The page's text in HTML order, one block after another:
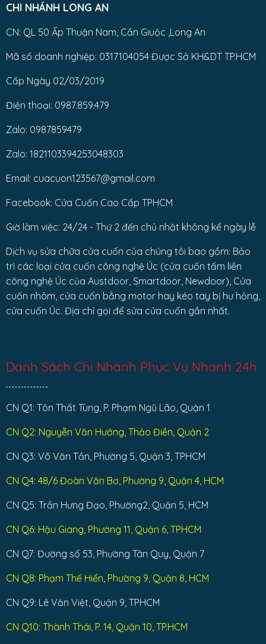
CHI NHÁNH LONG AN
CN: QL 50 Ấp Thuận Nam, Cần Giuộc ,Long An
Mã số doanh nghiệp: 0317104054 Được Sở KH&DT TP.HCM
Cấp Ngày 02/03/2019
Điện thoại: 0987.859.479
Zalo: 0987859479
Zalo: 1821103394253048303
Email: cuacuon123567@gmail.com
Facebook: Cửa Cuốn Cao Cấp TPHCM
Giờ làm việc: 24/24 - Thứ 2 đến chủ nhật không kể ngày lễ
Dịch vụ sửa chữa cửa cuốn của chúng tôi bao gồm: Bảo
trì các loại cửa cuốn công nghệ Úc (cửa cuốn tấm liền
công nghệ Úc của Austdoor, Smartdoor, Newdoor), Cửa
cuốn nhôm, cửa cuốn bằng motor hay kéo tay bị hư hỏng,
cửa cuốn Úc. Địa chỉ gọi để sửa cửa cuốn gần nhất.
Danh Sách Chi Nhánh Phục Vụ Nhanh 24h
CN Q1: Tôn Thất Tùng, P. Phạm Ngũ Lão, Quận 1
CN Q2: Nguyễn Văn Hưởng, Thảo Điền, Quận 2
CN Q3: Võ Văn Tần, Phường 5, Quận 3, TPHCM
CN Q4: 48/6 Đoàn Văn Bơ, Phường 9, Quận 4, HCM
CN Q5: Trần Hưng Đạo, Phường2, Quận 5, HCM
CN Q6: Hậu Giang, Phường 11, Quận 6, TPHCM
CN Q7: Đường số 53, Phường Tân Quy, Quận 7
CN Q8: Phạm Thế Hiển, Phường 9, Quận 8, HCM
CN Q9: Lê Văn Việt, Quận 9, TPHCM
CN Q10: Thành Thái, P. 14, Quận 10, TP.HCM